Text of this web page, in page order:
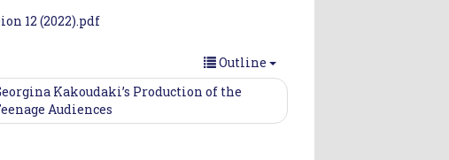
12 (2022).pdf
Outline
Kakoudaki’s Production of the
Audiences